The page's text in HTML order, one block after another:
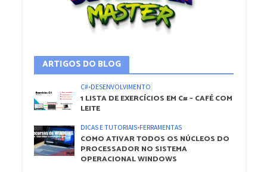
ARTIGOS DO BLOG
C#•DESENVOLVIMENTO
1 LISTA DE EXERCÍCIOS EM C# – CAFÉ COM
LEITE
DICAS E TUTORIAIS•FERRAMENTAS
COMO ATIVAR TODOS OS NÚCLEOS DO
PROCESSADOR NO SISTEMA
OPERACIONAL WINDOWS